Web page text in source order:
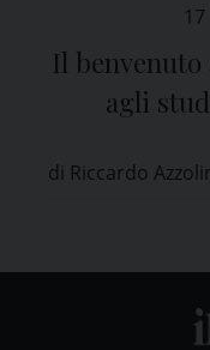
Il benvenuto
agli
di Riccardo